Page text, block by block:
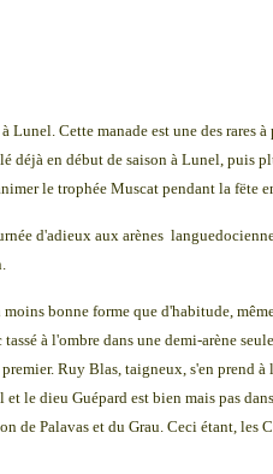
Lunel. Cette manade est une des rares
déjà en début de saison à Lunel, puis
le trophée Muscat pendant la fëte
d'adieux aux arènes
moins bonne forme que d'habitude,
à l'ombre dans une demi-arène
Ruy Blas, taigneux, s'en prend à
le dieu Guépard est bien mais pas
de Palavas et du Grau. Ceci étant, les